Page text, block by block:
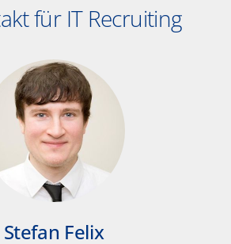
für IT Recruiting
Stefan Felix